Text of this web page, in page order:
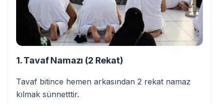
1. Tavaf Namazı (2 Rekat)
Tavaf bitince hemen arkasından 2 rekat namaz
kılmak sünnetttir.